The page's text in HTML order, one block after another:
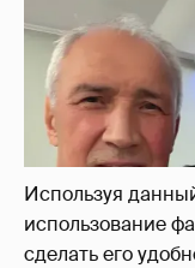
Используя
использование
сделать его
Алсу
8